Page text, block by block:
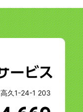
久1-24-1 203